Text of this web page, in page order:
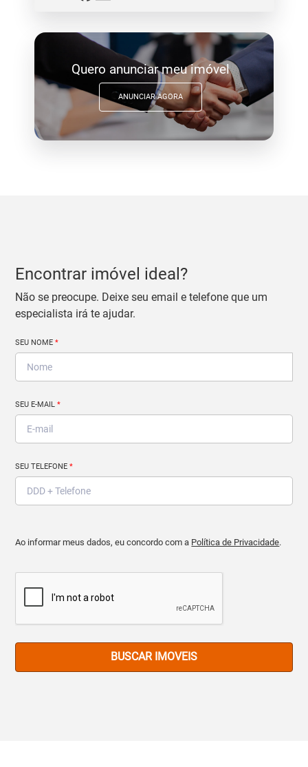
Quero anunciar meu imóvel
ANUNCIAR AGORA
Encontrar imóvel ideal?
Não se preocupe. Deixe seu email e telefone que um
especialista irá te ajudar.
SEU NOME*
SEU E-MAIL*
SEU TELEFONE*
Ao informar meus dados, eu concordo com a Política de Privacidade.
BUSCAR IMOVEIS